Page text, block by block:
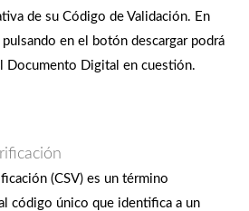
de su Código de Validación. En
en el botón descargar podrá
Documento Digital en cuestión.
(CSV) es un término
código único que identifica a un